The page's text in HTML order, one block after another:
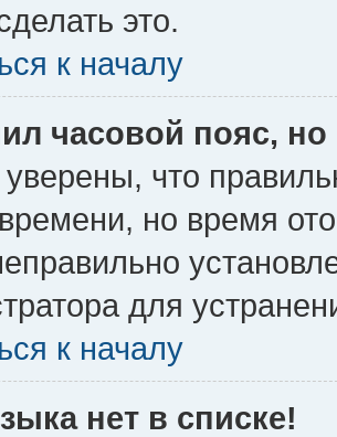
это.
к началу
часовой пояс,
что
но время
для
к началу
нет в списке!